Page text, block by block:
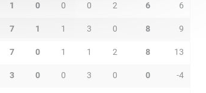
1 0 0 0 2 6 6
7 1 1 3 0 8 9
7 0 1 1 2 8 13
3 0 0 3 0 0 -4